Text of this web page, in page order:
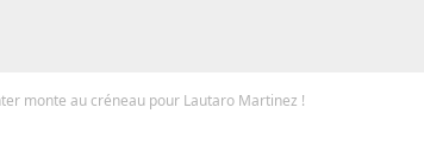
monte au créneau pour Lautaro Martinez !